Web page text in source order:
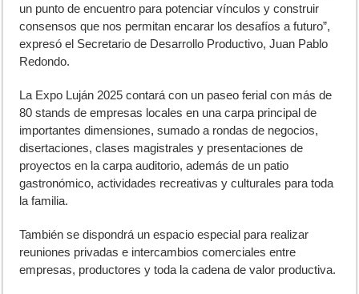
un punto de encuentro para potenciar vínculos y construir
consensos que nos permitan encarar los desafíos a futuro”,
expresó el Secretario de Desarrollo Productivo, Juan Pablo
Redondo.
La Expo Luján 2025 contará con un paseo ferial con más de
80 stands de empresas locales en una carpa principal de
importantes dimensiones, sumado a rondas de negocios,
disertaciones, clases magistrales y presentaciones de
proyectos en la carpa auditorio, además de un patio
gastronómico, actividades recreativas y culturales para toda
la familia.
También se dispondrá un espacio especial para realizar
reuniones privadas e intercambios comerciales entre
empresas, productores y toda la cadena de valor productiva.